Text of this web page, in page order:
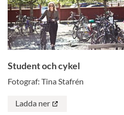
Student och cykel
Fotograf: Tina Stafrén
Ladda ner